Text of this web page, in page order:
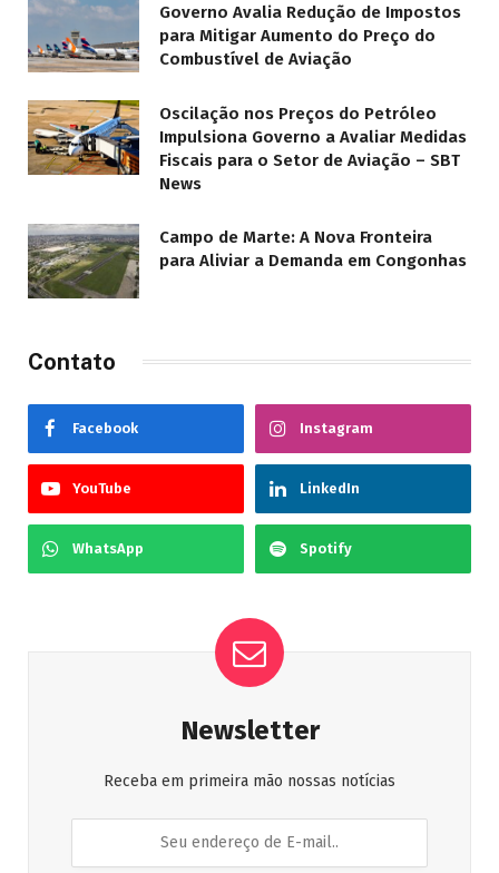
Governo Avalia Redução de Impostos
para Mitigar Aumento do Preço do
Combustível de Aviação
Oscilação nos Preços do Petróleo
Impulsiona Governo a Avaliar Medidas
Fiscais para o Setor de Aviação – SBT
News
Campo de Marte: A Nova Fronteira
para Aliviar a Demanda em Congonhas
Contato
Facebook Instagram
YouTube LinkedIn
WhatsApp Spotify
Newsletter
Receba em primeira mão nossas notícias